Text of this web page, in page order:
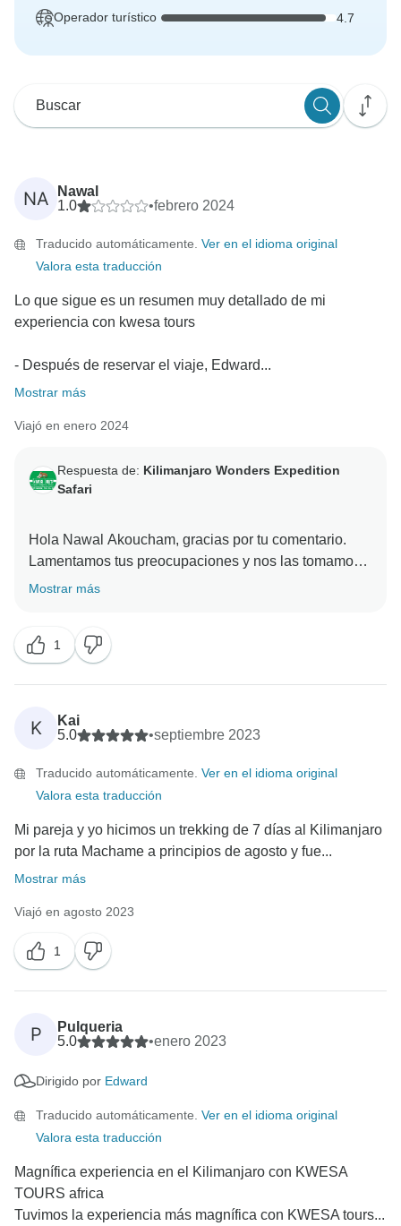
Operador turístico 4.7
NA
Nawal
1.0
•febrero 2024
Traducido automáticamente. Ver en el idioma original
Valora esta traducción
Lo que sigue es un resumen muy detallado de mi
experiencia con kwesa tours
- Después de reservar el viaje, Edward...
Mostrar más
Viajó en enero 2024
Respuesta de: Kilimanjaro Wonders Expedition
Safari
Hola Nawal Akoucham, gracias por tu comentario.
Lamentamos tus preocupaciones y nos las tomamos
en serio. Envíanos un correo electrónico a
Mostrar más
1
K
Kai
5.0
•septiembre 2023
Traducido automáticamente. Ver en el idioma original
Valora esta traducción
Mi pareja y yo hicimos un trekking de 7 días al Kilimanjaro
por la ruta Machame a principios de agosto y fue...
Mostrar más
Viajó en agosto 2023
1
P
Pulqueria
5.0
•enero 2023
Dirigido por Edward
Traducido automáticamente. Ver en el idioma original
Valora esta traducción
Magnífica experiencia en el Kilimanjaro con KWESA
TOURS africa
Tuvimos la experiencia más magnífica con KWESA tours...